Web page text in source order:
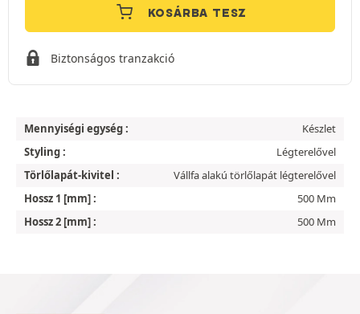
KOSÁRBA TESZ
Biztonságos tranzakció
Mennyiségi egység :
Készlet
Styling :
Légterelővel
Törlőlapát-kivitel :
Vállfa alakú törlőlapát légterelővel
Hossz 1 [mm] :
500 Mm
Hossz 2 [mm] :
500 Mm